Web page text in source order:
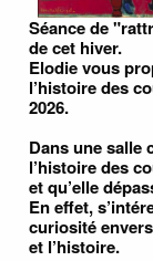
Séance de
de cet hiver.
Elodie vous
l’histoire des
2026.
Dans une salle
l’histoire des
et qu’elle
En effet,
curiosité
et l’histoire.